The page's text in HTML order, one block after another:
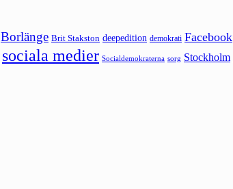
Borlänge Brit Stakston deepedition demokrati Facebook
sociala medier Socialdemokraterna sorg Stockholm